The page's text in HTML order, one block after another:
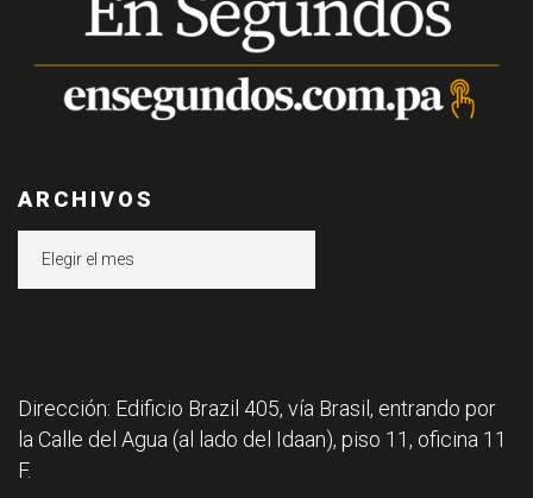
ARCHIVOS
Dirección: Edificio Brazil 405, vía Brasil, entrando por
la Calle del Agua (al lado del Idaan), piso 11, oficina 11
F.